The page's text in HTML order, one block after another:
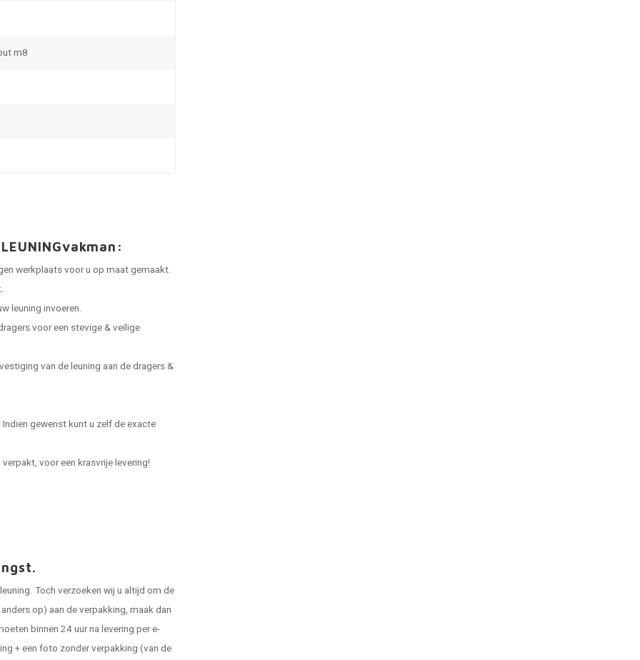
m8
werkplaats voor u op maat gemaakt.
leuning invoeren.
voor een stevige & veilige
van de leuning aan de dragers &
gewenst kunt u zelf de exacte
voor een krasvrije levering!
Toch verzoeken wij u altijd om de
op) aan de verpakking, maak dan
binnen 24 uur na levering per e-
+ een foto zonder verpakking (van de